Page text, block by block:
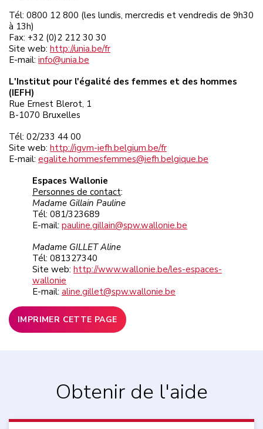
Tél: 0800 12 800 (les lundis, mercredis et vendredis de 9h30
à 13h)
Fax: +32 (0)2 212 30 30
Site web: http://unia.be/fr
E-mail: info@unia.be
L'Institut pour l'égalité des femmes et des hommes
(IEFH)
Rue Ernest Blerot, 1
B-1070 Bruxelles
Tél: 02/233 44 00
Site web: http://igvm-iefh.belgium.be/fr
E-mail: egalite.hommesfemmes@iefh.belgique.be
Espaces Wallonie
Personnes de contact:
Madame Gillain Pauline
Tél: 081/323689
E-mail: pauline.gillain@spw.wallonie.be
Madame GILLET Aline
Tél: 081327340
Site web: http://www.wallonie.be/les-espaces-
wallonie
E-mail: aline.gillet@spw.wallonie.be
IMPRIMER CETTE PAGE
Obtenir de l'aide